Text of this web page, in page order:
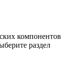
компонентов
раздел